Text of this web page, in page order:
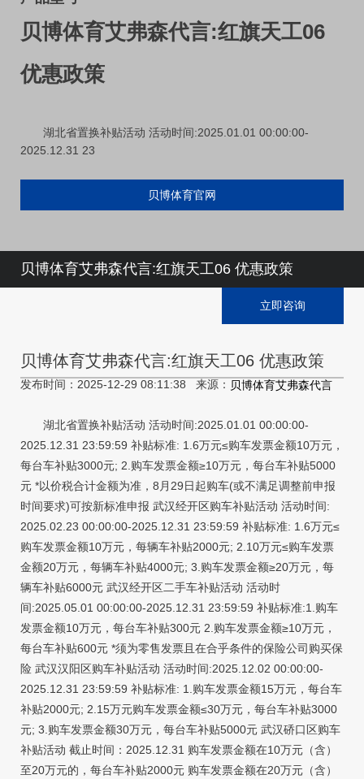
贝博体育艾弗森代言:红旗天工06
优惠政策
湖北省置换补贴活动 活动时间:2025.01.01 00:00:00-
2025.12.31 23
贝博体育官网
贝博体育艾弗森代言:红旗天工06 优惠政策
立即咨询
贝博体育艾弗森代言:红旗天工06 优惠政策
发布时间：2025-12-29 08:11:38 来源： 贝博体育艾弗森代言
湖北省置换补贴活动 活动时间:2025.01.01 00:00:00-
2025.12.31 23:59:59 补贴标准: 1.6万元≤购车发票金额10万元，
每台车补贴3000元; 2.购车发票金额≥10万元，每台车补贴5000
元 *以价税合计金额为准，8月29日起购车(或不满足调整前申报
时间要求)可按新标准申报 武汉经开区购车补贴活动 活动时间:
2025.02.23 00:00:00-2025.12.31 23:59:59 补贴标准: 1.6万元≤
购车发票金额10万元，每辆车补贴2000元; 2.10万元≤购车发票
金额20万元，每辆车补贴4000元; 3.购车发票金额≥20万元，每
辆车补贴6000元 武汉经开区二手车补贴活动 活动时
间:2025.05.01 00:00:00-2025.12.31 23:59:59 补贴标准:1.购车
发票金额10万元，每台车补贴300元 2.购车发票金额≥10万元，
每台车补贴600元 *须为零售发票且在合乎条件的保险公司购买保
险 武汉汉阳区购车补贴活动 活动时间:2025.12.02 00:00:00-
2025.12.31 23:59:59 补贴标准: 1.购车发票金额15万元，每台车
补贴2000元; 2.15万元购车发票金额≤30万元，每台车补贴3000
元; 3.购车发票金额30万元，每台车补贴5000元 武汉硚口区购车
补贴活动 截止时间：2025.12.31 购车发票金额在10万元（含）
至20万元的，每台车补贴2000元 购车发票金额在20万元（含）